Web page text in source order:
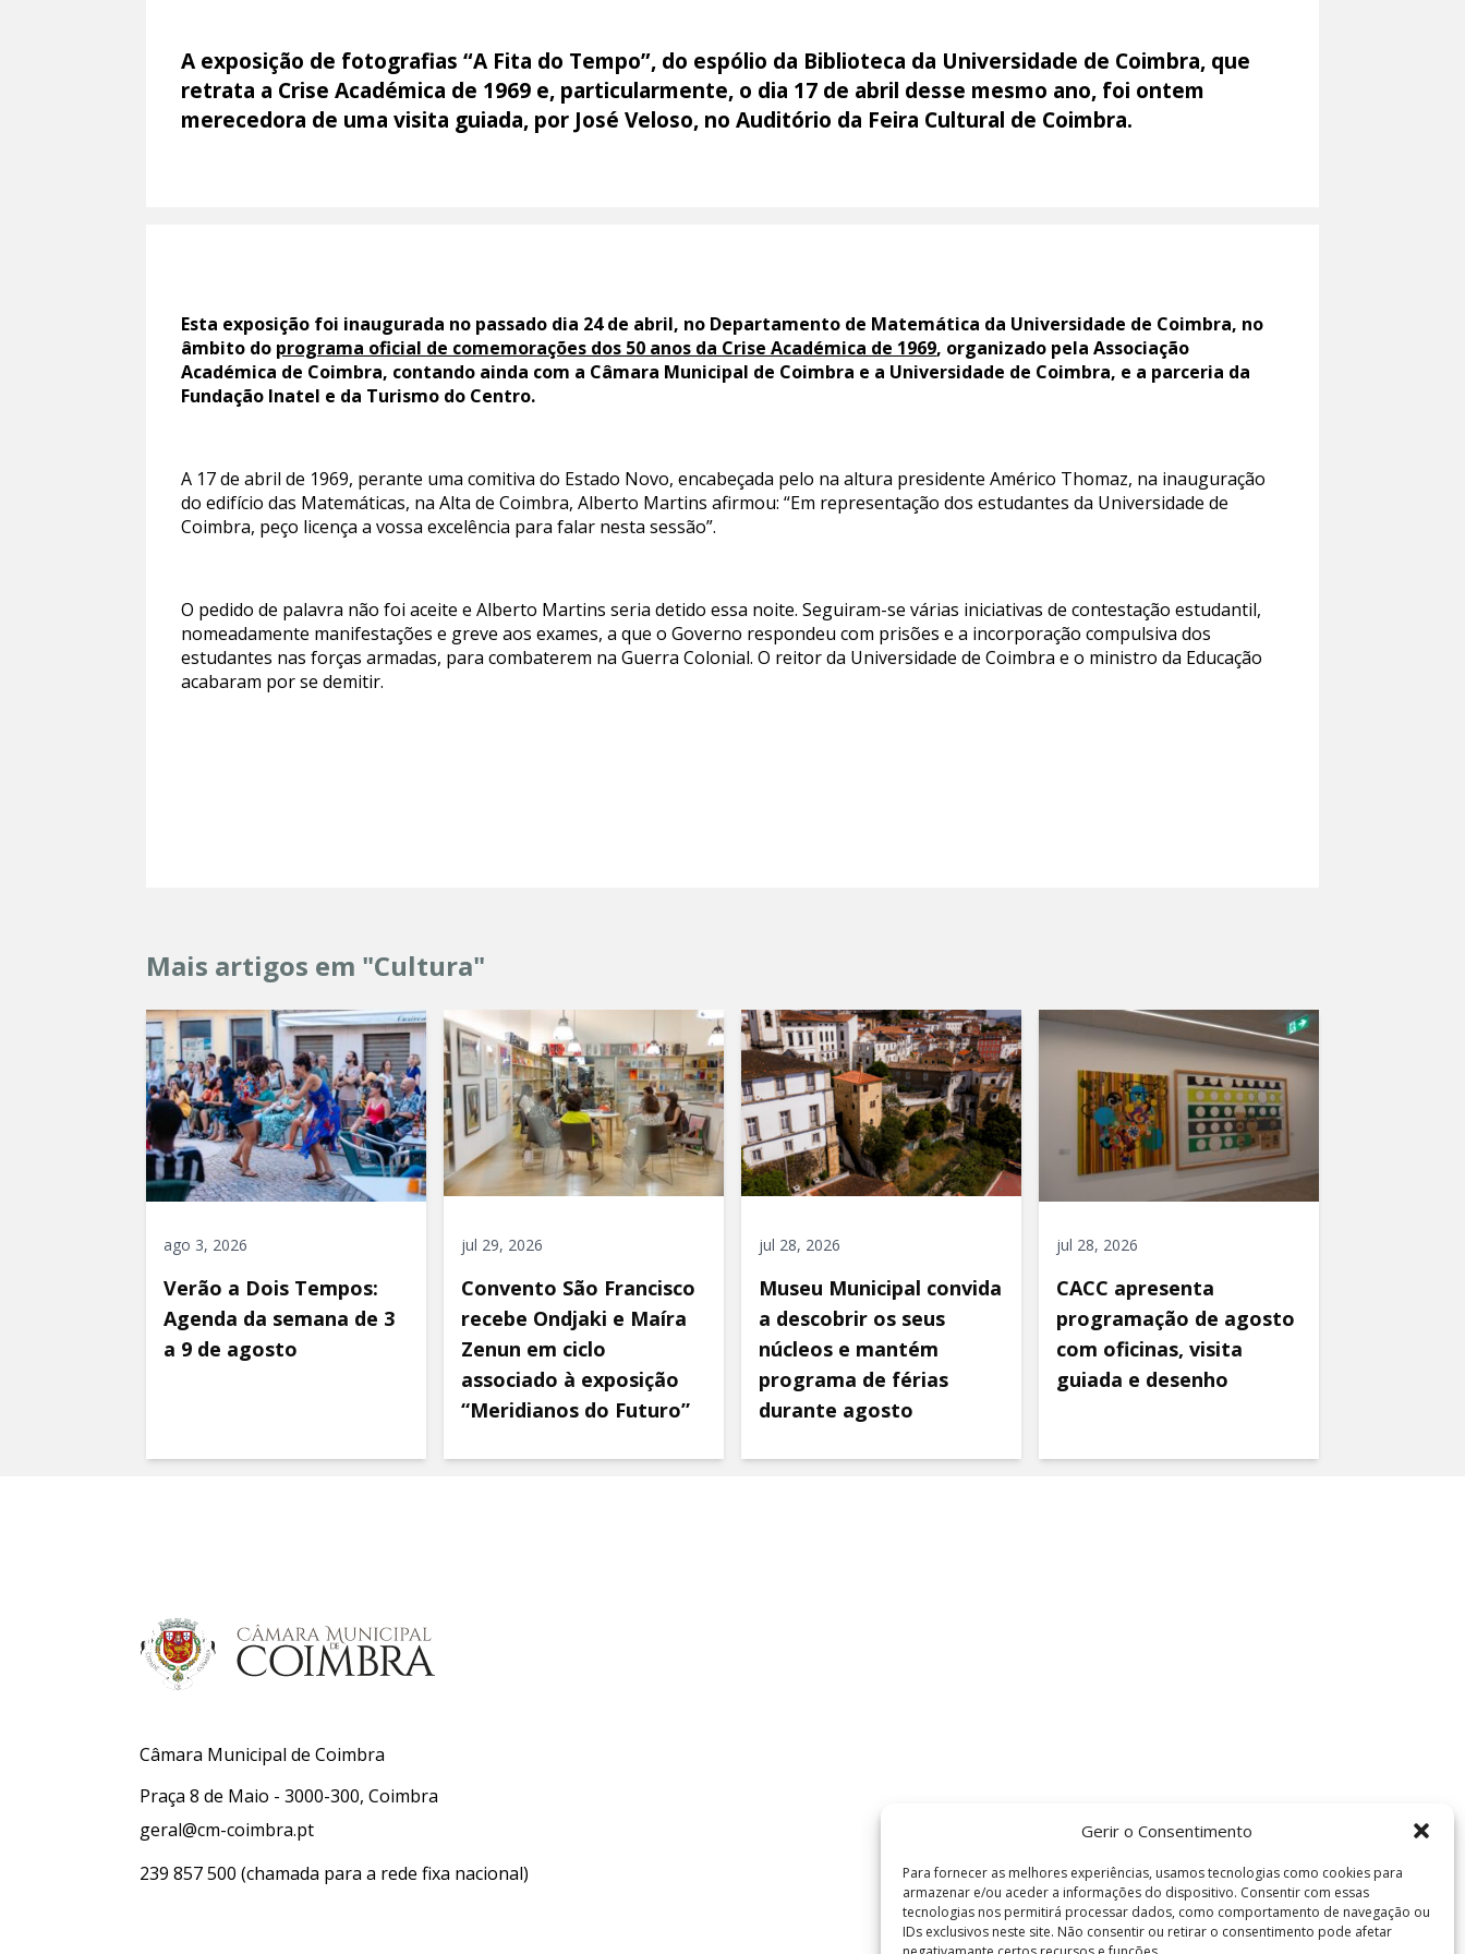
Gerir o Consentimento
Para fornecer as melhores experiências, usamos tecnologias como cookies para
armazenar e/ou aceder a informações do dispositivo. Consentir com essas
tecnologias nos permitirá processar dados, como comportamento de navegação ou
IDs exclusivos neste site. Não consentir ou retirar o consentimento pode afetar
A exposição de fotografias “A Fita do Tempo”, do espólio da Biblioteca da Universidade de Coimbra, que
retrata a Crise Académica de 1969 e, particularmente, o dia 17 de abril desse mesmo ano, foi ontem
merecedora de uma visita guiada, por José Veloso, no Auditório da Feira Cultural de Coimbra.
Esta exposição foi inaugurada no passado dia 24 de abril, no Departamento de Matemática da Universidade de Coimbra, no
âmbito do programa oficial de comemorações dos 50 anos da Crise Académica de 1969, organizado pela Associação
Académica de Coimbra, contando ainda com a Câmara Municipal de Coimbra e a Universidade de Coimbra, e a parceria da
Fundação Inatel e da Turismo do Centro.
A 17 de abril de 1969, perante uma comitiva do Estado Novo, encabeçada pelo na altura presidente Américo Thomaz, na inauguração
do edifício das Matemáticas, na Alta de Coimbra, Alberto Martins afirmou: “Em representação dos estudantes da Universidade de
Coimbra, peço licença a vossa excelência para falar nesta sessão”.
O pedido de palavra não foi aceite e Alberto Martins seria detido essa noite. Seguiram-se várias iniciativas de contestação estudantil,
nomeadamente manifestações e greve aos exames, a que o Governo respondeu com prisões e a incorporação compulsiva dos
estudantes nas forças armadas, para combaterem na Guerra Colonial. O reitor da Universidade de Coimbra e o ministro da Educação
acabaram por se demitir.
Mais artigos em "Cultura"
ago 3, 2026
Verão a Dois Tempos:
Agenda da semana de 3
a 9 de agosto
jul 29, 2026
Convento São Francisco
recebe Ondjaki e Maíra
Zenun em ciclo
associado à exposição
“Meridianos do Futuro”
jul 28, 2026
Museu Municipal convida
a descobrir os seus
núcleos e mantém
programa de férias
durante agosto
jul 28, 2026
CACC apresenta
programação de agosto
com oficinas, visita
guiada e desenho
Câmara Municipal de Coimbra
Praça 8 de Maio - 3000-300, Coimbra
geral@cm-coimbra.pt
239 857 500 (chamada para a rede fixa nacional)